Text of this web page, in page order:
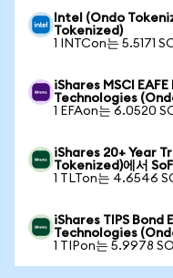
Intel (Ondo
Tokenized)
1 INTCon는 5.5171
iShares MSCI
Technologies
1 EFAon는 6.0520
iShares 20+ Year
Tokenized)에서
1 TLTon는 4.6546
iShares TIPS Bond
Technologies
1 TIPon는 5.9978